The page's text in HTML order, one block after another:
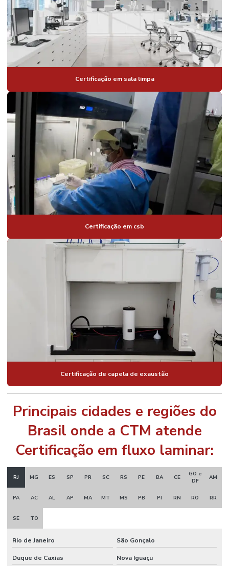
Certificação em sala limpa
Certificação em csb
Certificação de capela de exaustão
Principais cidades e regiões do
Brasil onde a CTM atende
Certificação em fluxo laminar:
RJ MG ES SP PR SC RS PE BA CE
GO e
DF
AM
PA AC AL AP MA MT MS PB PI RN RO RR
SE TO
Rio de Janeiro São Gonçalo
Duque de Caxias Nova Iguaçu